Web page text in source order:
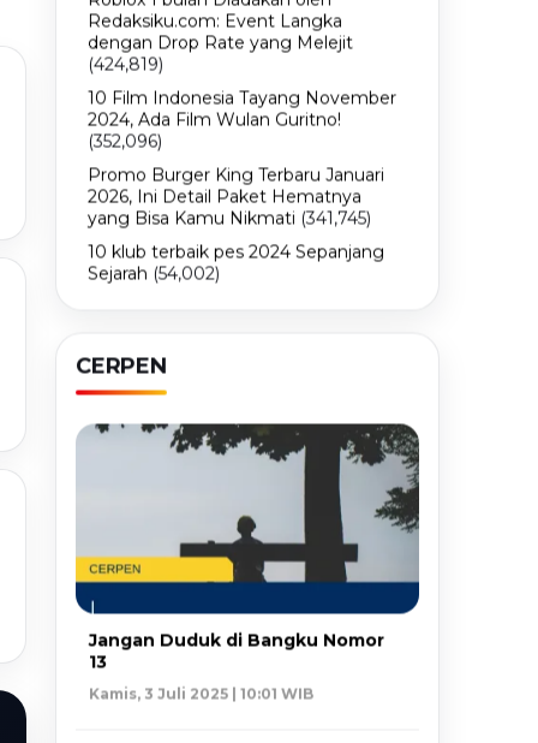
Redaksiku.com: Event Langka
dengan Drop Rate yang Melejit
(424,819)
10 Film Indonesia Tayang November
2024, Ada Film Wulan Guritno!
(352,096)
Promo Burger King Terbaru Januari
2026, Ini Detail Paket Hematnya
yang Bisa Kamu Nikmati (341,745)
10 klub terbaik pes 2024 Sepanjang
Sejarah (54,002)
CERPEN
Jangan Duduk di Bangku Nomor
13
Kamis, 3 Juli 2025 | 10:01 WIB